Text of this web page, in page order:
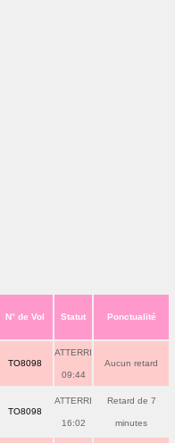
N° de Vol Statut Ponctualité
TO8098
ATTERRI
09:44
Aucun retard
TO8098
ATTERRI
16:02
Retard de 7
minutes